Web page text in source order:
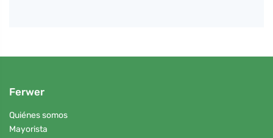
Ferwer
Quiénes somos
Mayorista